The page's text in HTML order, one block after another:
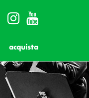
acquista